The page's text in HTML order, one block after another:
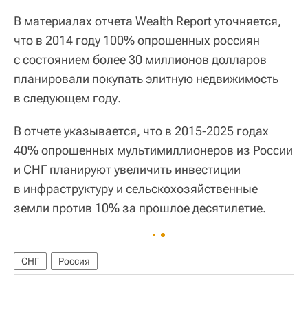
В материалах отчета Wealth Report уточняется,
что в 2014 году 100% опрошенных россиян
с состоянием более 30 миллионов долларов
планировали покупать элитную недвижимость
в следующем году.
В отчете указывается, что в 2015-2025 годах
40% опрошенных мультимиллионеров из России
и СНГ планируют увеличить инвестиции
в инфраструктуру и сельскохозяйственные
земли против 10% за прошлое десятилетие.
СНГ Россия